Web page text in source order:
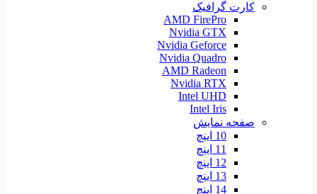
کارت گرافیک
AMD FirePro
Nvidia GTX
Nvidia Geforce
Nvidia Quadro
AMD Radeon
Nvidia RTX
Intel UHD
Intel Iris
صفحه نمایش
10 اینچ
11 اینچ
12 اینچ
13 اینچ
14 اینچ